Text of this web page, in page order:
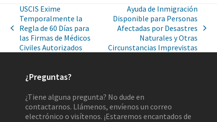
USCIS Exime
Temporalmente la
Regla de 60 Días para
las Firmas de Médicos
Civiles Autorizados
Ayuda de Inmigración
Disponible para Personas
Afectadas por Desastres
Naturales y Otras
Circunstancias Imprevistas
¿Preguntas?
¿Tiene alguna pregunta? No dude en
contactarnos. Llámenos, envíenos un correo
electrónico o visítenos. ¡Estaremos encantados de